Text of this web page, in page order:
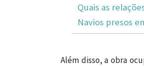
Quais as
Navios presos
Além disso, a obra